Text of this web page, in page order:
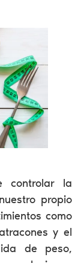
controlar la
propio
como
y el
de peso,